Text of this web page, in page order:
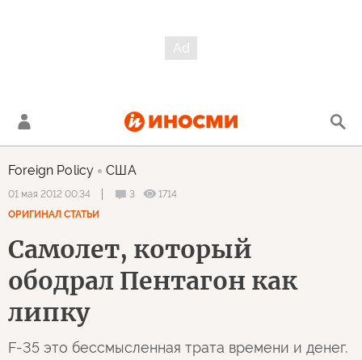
Foreign Policy США
01 мая 2012 00:34 3
1714
ОРИГИНАЛ СТАТЬИ
Самолет, который
ободрал Пентагон как
липку
F-35 это бессмысленная трата времени и денег.